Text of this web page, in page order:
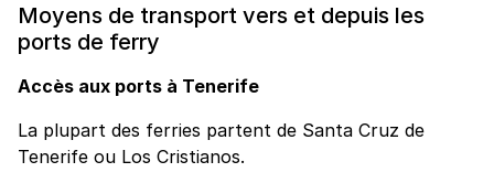
Moyens de transport vers et depuis les
ports de ferry
Accès aux ports à Tenerife
La plupart des ferries partent de Santa Cruz de
Tenerife ou Los Cristianos.